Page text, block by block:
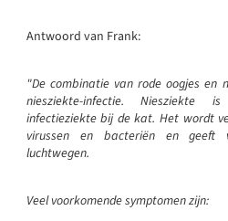
Antwoord van Frank:
"De combinatie van rode oogjes en
niesziekte-infectie. Niesziekte
infectieziekte bij de kat. Het wordt
virussen en bacteriën en geeft
luchtwegen.
Veel voorkomende symptomen zijn: